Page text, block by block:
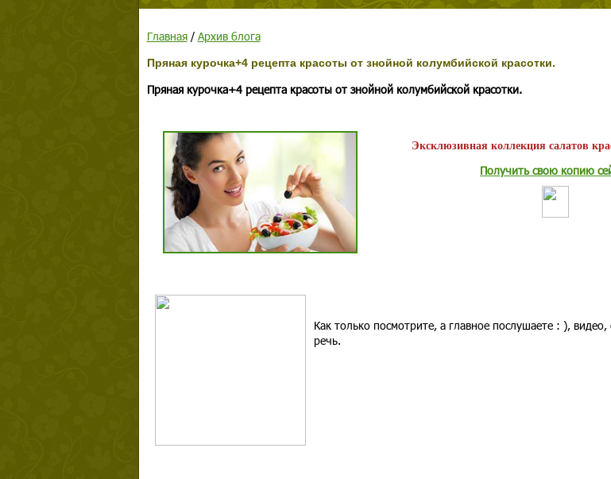
Главная/ Архив блога
Пряная курочка+4 рецепта красоты от знойной колумбийской красотки.
Пряная курочка+4 рецепта красоты от знойной колумбийской красотки.
Эксклюзивная коллекция салатов
Получить свою копию
Как только посмотрите, а главное послушаете : ),
речь.